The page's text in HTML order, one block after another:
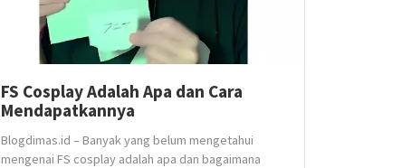
FS Cosplay Adalah Apa dan Cara
Mendapatkannya
Blogdimas.id – Banyak yang belum mengetahui
mengenai FS cosplay adalah apa dan bagaimana